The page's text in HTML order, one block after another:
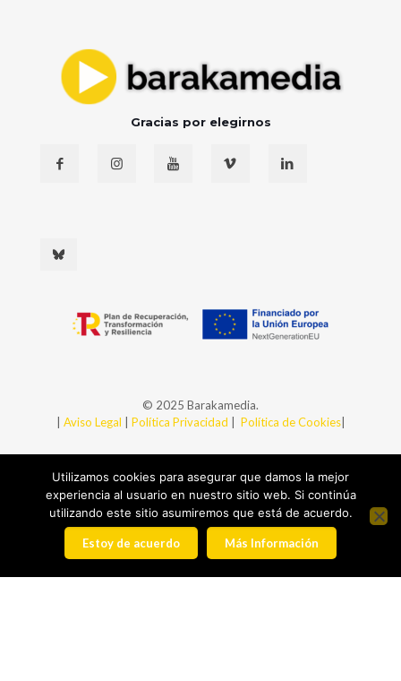
Gracias por elegirnos
© 2025 Barakamedia.
Aviso Legal Política Privacidad Política de Cookies|
Utilizamos cookies para asegurar que damos la mejor
experiencia al usuario en nuestro sitio web. Si continúa
utilizando este sitio asumiremos que está de acuerdo.
Estoy de acuerdo Más Información